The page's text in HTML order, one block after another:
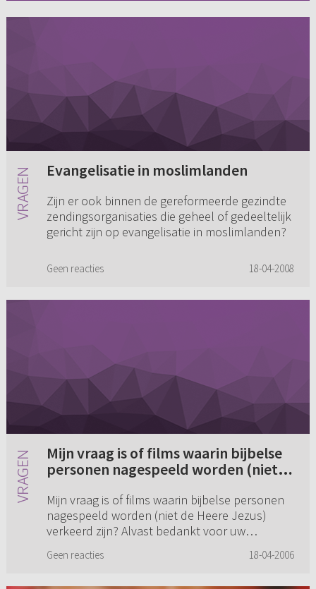
Evangelisatie in moslimlanden
Zijn er ook binnen de gereformeerde gezindte
zendingsorganisaties die geheel of gedeeltelijk
gericht zijn op evangelisatie in moslimlanden?
Geen reacties 18-04-2008
Mijn vraag is of films waarin bijbelse
personen nagespeeld worden (niet
Mijn vraag is of films waarin bijbelse personen
nagespeeld worden (niet de Heere Jezus)
verkeerd zijn? Alvast bedankt voor uw
Geen reacties 18-04-2006